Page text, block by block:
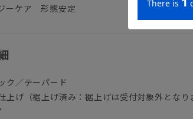
ーケア 形態安定
ク／テーパード
上げ（裾上げ済み：裾上げは受付対象外となり